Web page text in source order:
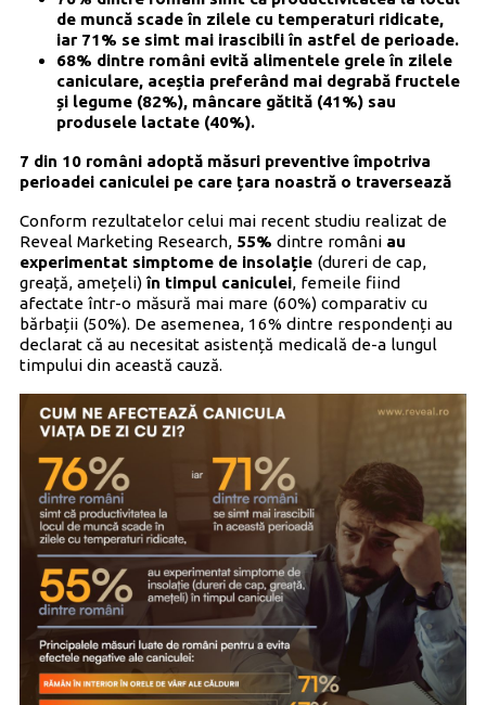
de muncă scade în zilele cu temperaturi ridicate,
iar 71% se simt mai irascibili în astfel de perioade.
68% dintre români evită alimentele grele în zilele
caniculare, aceștia preferând mai degrabă fructele
și legume (82%), mâncare gătită (41%) sau
produsele lactate (40%).
7 din 10 români adoptă măsuri preventive împotriva
perioadei caniculei pe care țara noastră o traversează
Conform rezultatelor celui mai recent studiu realizat de
Reveal Marketing Research, 55% dintre români au
experimentat simptome de insolație(dureri de cap,
greață, amețeli) în timpul caniculei, femeile fiind
afectate într-o măsură mai mare (60%) comparativ cu
bărbații (50%). De asemenea, 16% dintre respondenți au
declarat că au necesitat asistență medicală de-a lungul
timpului din această cauză.